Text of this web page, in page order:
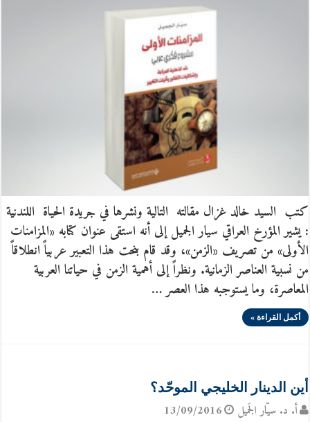
كتب السيد خالد غزال مقالته التالية ونشرها في جريدة الحياة اللندنية
: يشير المؤرخ العراقي سيار الجميل إلى أنه استقى عنوان كتابه «المزامنات
الأولى» من تصريف «الزمن»، وقد قام بنحت هذا التعبير عربياً انطلاقاً
من نسبية العناصر الزمانية. ونظراً إلى أهمية الزمن في حياتنا العربية
المعاصرة، وما يستوجبه هذا العصر …
أكمل القراءة »
أين الدينار الخليجي الموحّد؟
أ. د. سيّار الجَميل 13/09/2016